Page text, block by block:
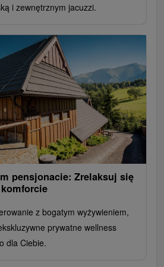
i zewnętrznym jacuzzi.
pensjonacie: Zrelaksuj się
z bogatym wyżywieniem,
prywatne wellness
dla Ciebie.